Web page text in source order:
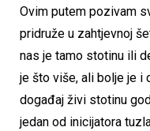
Ovim putem pozivam
pridruže u zahtjevnoj
nas je tamo stotinu ili
je što više, ali bolje je i
događaj živi stotinu
jedan od inicijatora